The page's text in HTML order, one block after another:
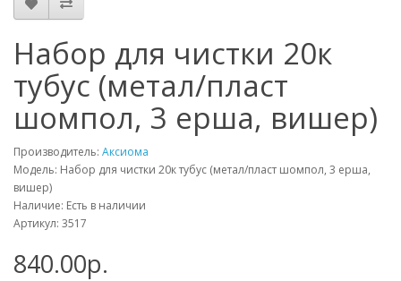
Набор для чистки 20к
тубус (метал/пласт
шомпол, 3 ерша, вишер)
Производитель: Аксиома
Модель: Набор для чистки 20к тубус (метал/пласт шомпол, 3 ерша,
вишер)
Наличие: Есть в наличии
Артикул: 3517
840.00р.